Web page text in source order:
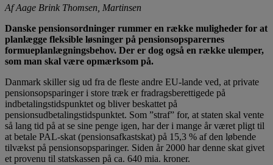
Af Aage Brink Thomsen, Martinsen
Danske pensionsordninger rummer en række muligheder for at
planlægge fleksible løsninger på pensionsopsparernes
formueplanlægningsbehov. Der er dog også en række ulemper,
som man skal være opmærksom på.
Danmark skiller sig ud fra de fleste andre EU-lande ved, at private
pensionsopsparinger i store træk er fradragsberettigede på
indbetalingstidspunktet og bliver beskattet på
pensionsudbetalingstidspunktet. Som ”straf” for, at staten skal vente
så lang tid på at se sine penge igen, har der i mange år været pligt til
at betale PAL-skat (pensionsafkastskat) på 15,3 % af den løbende
tilvækst på pensionsopsparinger. Siden år 2000 har denne skat givet
et provenu til statskassen på ca. 640 mia. kroner.